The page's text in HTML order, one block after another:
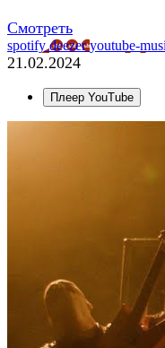
Смотреть
spotifydeezeryoutube-
21.02.2024
Плеер YouTube